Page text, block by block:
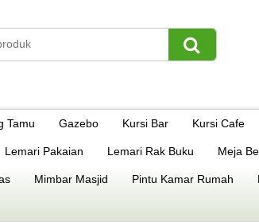
Tamu Gazebo Kursi Bar Kursi Cafe
Lemari Pakaian Lemari Rak Buku Meja
Mimbar Masjid Pintu Kamar Rumah